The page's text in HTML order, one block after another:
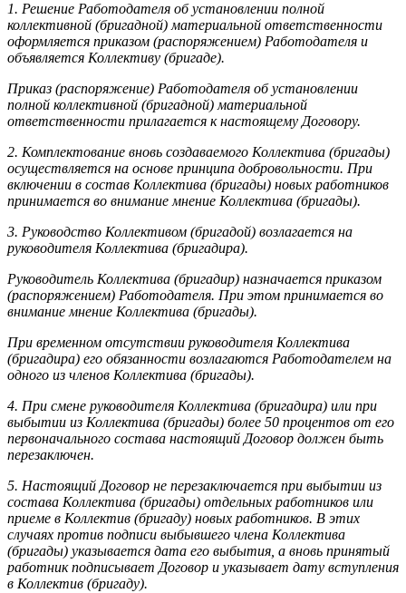
1. Решение Работодателя об установлении полной
коллективной (бригадной) материальной ответственности
оформляется приказом (распоряжением) Работодателя и
объявляется Коллективу (бригаде).
Приказ (распоряжение) Работодателя об установлении
полной коллективной (бригадной) материальной
ответственности прилагается к настоящему Договору.
2. Комплектование вновь создаваемого Коллектива (бригады)
осуществляется на основе принципа добровольности. При
включении в состав Коллектива (бригады) новых работников
принимается во внимание мнение Коллектива (бригады).
3. Руководство Коллективом (бригадой) возлагается на
руководителя Коллектива (бригадира).
Руководитель Коллектива (бригадир) назначается приказом
(распоряжением) Работодателя. При этом принимается во
внимание мнение Коллектива (бригады).
При временном отсутствии руководителя Коллектива
(бригадира) его обязанности возлагаются Работодателем на
одного из членов Коллектива (бригады).
4. При смене руководителя Коллектива (бригадира) или при
выбытии из Коллектива (бригады) более 50 процентов от его
первоначального состава настоящий Договор должен быть
перезаключен.
5. Настоящий Договор не перезаключается при выбытии из
состава Коллектива (бригады) отдельных работников или
приеме в Коллектив (бригаду) новых работников. В этих
случаях против подписи выбывшего члена Коллектива
(бригады) указывается дата его выбытия, а вновь принятый
работник подписывает Договор и указывает дату вступления
в Коллектив (бригаду).